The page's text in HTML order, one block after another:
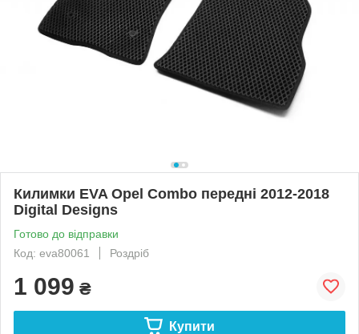
Килимки EVA Opel Combo передні 2012-2018
Digital Designs
Готово до відправки
Код: eva80061
Роздріб
1 099 ₴
Купити